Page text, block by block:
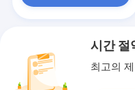
시간 절
최고의